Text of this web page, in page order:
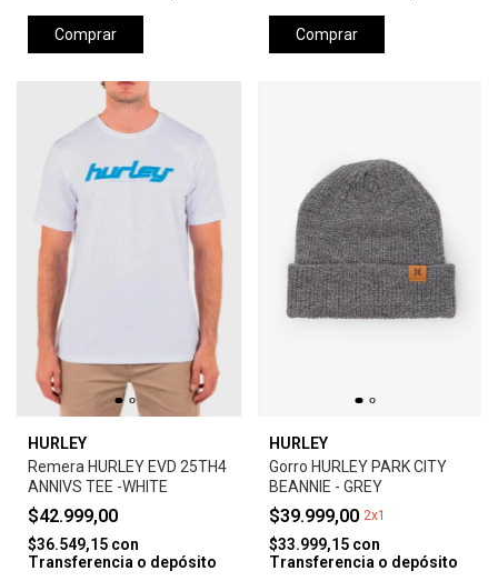
Comprar Comprar
HURLEY
Remera HURLEY EVD 25TH4
ANNIVS TEE -WHITE
$42.999,00
$36.549,15 con
Transferencia o depósito
HURLEY
Gorro HURLEY PARK CITY
BEANNIE - GREY
$39.999,00 2x1
$33.999,15 con
Transferencia o depósito